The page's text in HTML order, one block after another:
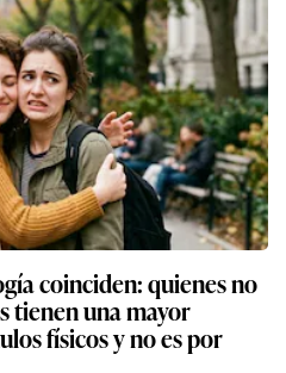
coinciden: quienes no
tienen una mayor
físicos y no es por